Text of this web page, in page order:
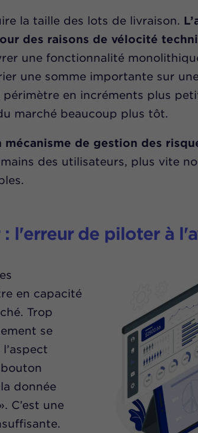
la taille des lots de livraison.
des raisons de vélocité
une fonctionnalité
une somme importante sur
périmètre en incréments plus
marché beaucoup plus tôt.
de gestion des
des utilisateurs, plus vite
: l'erreur de piloter à
en capacité
Trop
se
donnée
C’est une